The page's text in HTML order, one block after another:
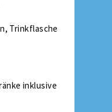
Trinkflasche
inklusive